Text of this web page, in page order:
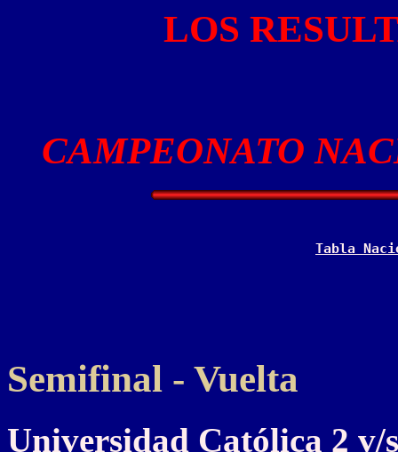
LOS
CAMPEONATO
Tabla
Semifinal - Vuelta
Universidad Católica 2